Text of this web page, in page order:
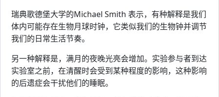
瑞典歌德堡大学的Michael Smith 表示，有种解释是我们
体内可能存在生物月球时钟，它类似我们的生物钟并调节
我们的日常生活节奏。
另一种解释是，满月的夜晚光亮会增加。实验参与者到达
实验室之前，在清醒时会受到某种程度的影响，这种影响
的后遗症会干扰他们的睡眠。